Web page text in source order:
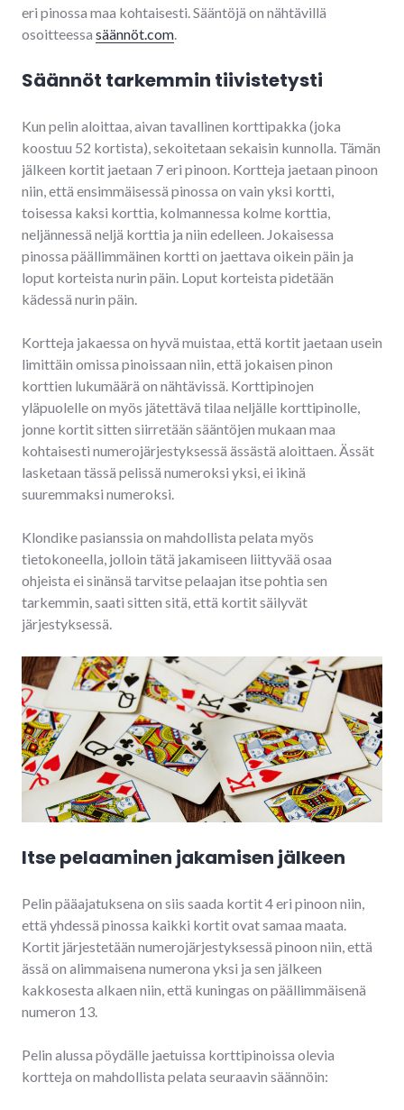
eri pinossa maa kohtaisesti. Sääntöjä on nähtävillä
osoitteessa säännöt.com.
Säännöt tarkemmin tiivistetysti
Kun pelin aloittaa, aivan tavallinen korttipakka (joka
koostuu 52 kortista), sekoitetaan sekaisin kunnolla. Tämän
jälkeen kortit jaetaan 7 eri pinoon. Kortteja jaetaan pinoon
niin, että ensimmäisessä pinossa on vain yksi kortti,
toisessa kaksi korttia, kolmannessa kolme korttia,
neljännessä neljä korttia ja niin edelleen. Jokaisessa
pinossa päällimmäinen kortti on jaettava oikein päin ja
loput korteista nurin päin. Loput korteista pidetään
kädessä nurin päin.
Kortteja jakaessa on hyvä muistaa, että kortit jaetaan usein
limittäin omissa pinoissaan niin, että jokaisen pinon
korttien lukumäärä on nähtävissä. Korttipinojen
yläpuolelle on myös jätettävä tilaa neljälle korttipinolle,
jonne kortit sitten siirretään sääntöjen mukaan maa
kohtaisesti numerojärjestyksessä ässästä aloittaen. Ässät
lasketaan tässä pelissä numeroksi yksi, ei ikinä
suuremmaksi numeroksi.
Klondike pasianssia on mahdollista pelata myös
tietokoneella, jolloin tätä jakamiseen liittyvää osaa
ohjeista ei sinänsä tarvitse pelaajan itse pohtia sen
tarkemmin, saati sitten sitä, että kortit säilyvät
järjestyksessä.
Itse pelaaminen jakamisen jälkeen
Pelin pääajatuksena on siis saada kortit 4 eri pinoon niin,
että yhdessä pinossa kaikki kortit ovat samaa maata.
Kortit järjestetään numerojärjestyksessä pinoon niin, että
ässä on alimmaisena numerona yksi ja sen jälkeen
kakkosesta alkaen niin, että kuningas on päällimmäisenä
numeron 13.
Pelin alussa pöydälle jaetuissa korttipinoissa olevia
kortteja on mahdollista pelata seuraavin säännöin: